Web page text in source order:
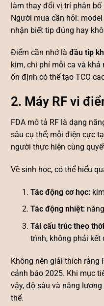
làm thay đổi vị trí phân bố
Người mua cần hỏi:
nhận biết tip đúng hay
Điểm cần nhớ là đầu tip
kim, chi phí mỗi ca và
ổn định có thể tạo TCO
2. Máy RF vi
FDA mô tả RF là dạng
sâu cụ thể; mỗi điện cực
người thực hiện cùng
Về sinh học, có thể hiểu
Tác động cơ học:
Tác động nhiệt:
Tái cấu trúc theo
trình, không phải
Không nên giải thích rằng
cảnh báo 2025. Khi mục
vậy, độ sâu và năng
thể.